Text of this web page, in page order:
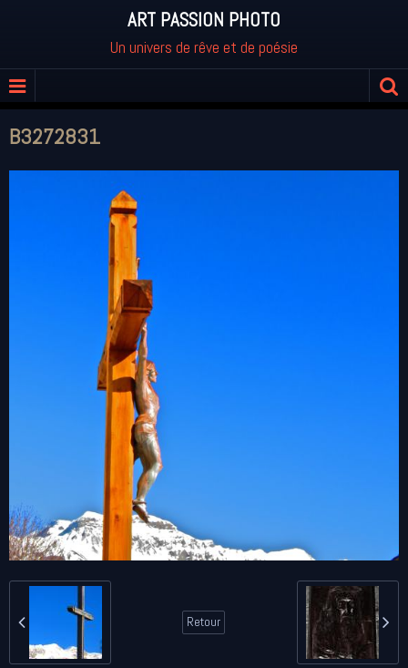
ART PASSION PHOTO
Un univers de rêve et de poésie
B3272831
Retour